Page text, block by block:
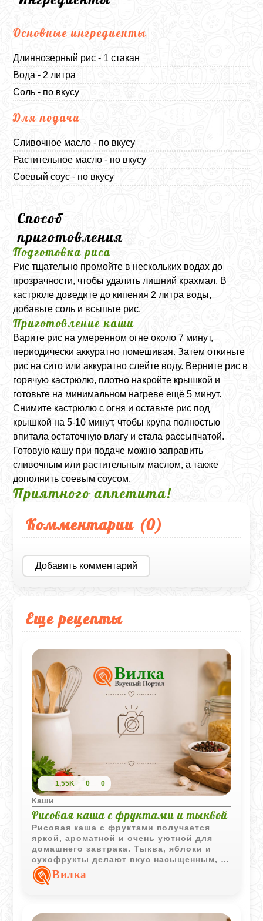
Основные ингредиенты
Длиннозерный рис - 1 стакан
Вода - 2 литра
Соль - по вкусу
Для подачи
Сливочное масло - по вкусу
Растительное масло - по вкусу
Соевый соус - по вкусу
Способ
приготовления
Подготовка риса
Рис тщательно промойте в нескольких водах до
прозрачности, чтобы удалить лишний крахмал. В
кастрюле доведите до кипения 2 литра воды,
добавьте соль и всыпьте рис.
Приготовление каши
Варите рис на умеренном огне около 7 минут,
периодически аккуратно помешивая. Затем откиньте
рис на сито или аккуратно слейте воду. Верните рис в
горячую кастрюлю, плотно накройте крышкой и
готовьте на минимальном нагреве ещё 5 минут.
Снимите кастрюлю с огня и оставьте рис под
крышкой на 5-10 минут, чтобы крупа полностью
впитала остаточную влагу и стала рассыпчатой.
Готовую кашу при подаче можно заправить
сливочным или растительным маслом, а также
дополнить соевым соусом.
Приятного аппетита!
Комментарии (0)
Добавить комментарий
Еще рецепты
1,55K 0 0
Каши
Рисовая каша с фруктами и тыквой
Рисовая каша с фруктами получается
яркой, ароматной и очень уютной для
домашнего завтрака. Тыква, яблоки и
сухофрукты делают вкус насыщенным, а
лёгкая корица добавляет тёплый пряный
оттенок.
Вилка